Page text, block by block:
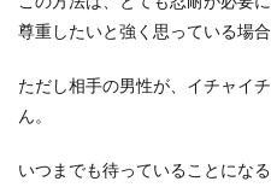
尊重したいと強く思っている場
ただし相手の男性が、イチャイ
ん。
いつまでも待っていることにな